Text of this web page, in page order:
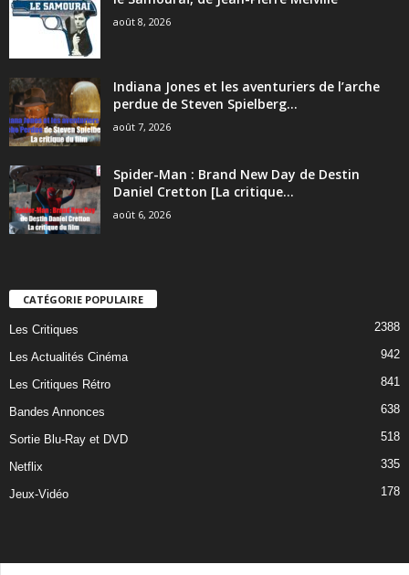
août 8, 2026
Indiana Jones et les aventuriers de l’arche
perdue de Steven Spielberg...
août 7, 2026
Spider-Man : Brand New Day de Destin
Daniel Cretton [La critique...
août 6, 2026
CATÉGORIE POPULAIRE
Les Critiques 2388
Les Actualités Cinéma 942
Les Critiques Rétro 841
Bandes Annonces 638
Sortie Blu-Ray et DVD 518
Netflix 335
Jeux-Vidéo 178